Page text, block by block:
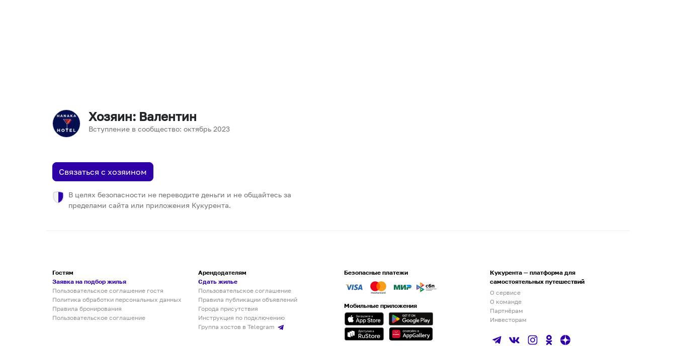
Хозяин: Валентин
Вступление в сообщество: октябрь 2023
Связаться с хозяином
В целях безопасности не переводите деньги и не общайтесь за
пределами сайта или приложения Кукурента.
Гостям
Заявка на подбор жилья
Пользовательское соглашение гостя
Политика обработки персональных данных
Правила бронирования
Пользовательское соглашение
Арендодателям
Сдать жилье
Пользовательское соглашение
Правила публикации объявлений
Города присутствия
Инструкция по подключению
Группа хостов в Telegram
Безопасные платежи
Мобильные приложения
Кукурента — платформа для
самостоятельных путешествий
О сервисе
О команде
Партнёрам
Инвесторам